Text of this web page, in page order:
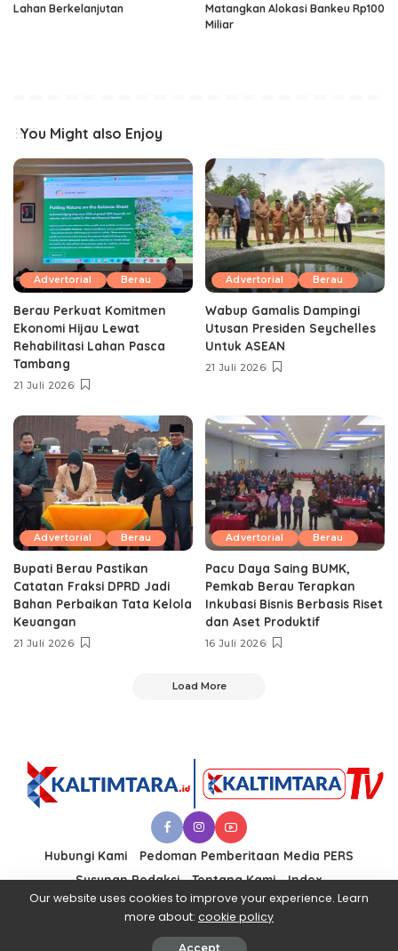
Lahan Berkelanjutan
Matangkan Alokasi Bankeu Rp100
Miliar
You Might also Enjoy
Advertorial Berau
Berau Perkuat Komitmen
Ekonomi Hijau Lewat
Rehabilitasi Lahan Pasca
Tambang
21 Juli 2026
Advertorial Berau
Wabup Gamalis Dampingi
Utusan Presiden Seychelles
Untuk ASEAN
21 Juli 2026
Advertorial Berau
Bupati Berau Pastikan
Catatan Fraksi DPRD Jadi
Bahan Perbaikan Tata Kelola
Keuangan
21 Juli 2026
Advertorial Berau
Pacu Daya Saing BUMK,
Pemkab Berau Terapkan
Inkubasi Bisnis Berbasis Riset
dan Aset Produktif ‎
16 Juli 2026
Load More
Hubungi Kami
Pedoman Pemberitaan Media PERS
Susunan Redaksi
Tentang Kami Index
© 2021 PT. KALTIMTARA MEDIA UTAMA
Our website uses cookies to improve your experience. Learn
more about: cookie policy
Accept